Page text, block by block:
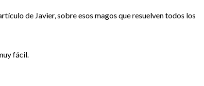
de Javier, sobre esos magos que resuelven todos los
fácil.